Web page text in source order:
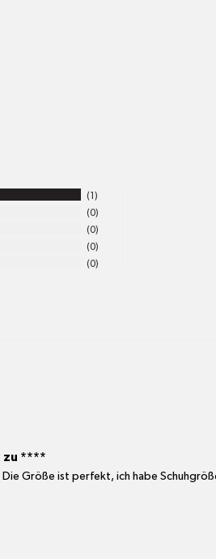
0
0
0
0
zu ****
Größe ist perfekt, ich habe